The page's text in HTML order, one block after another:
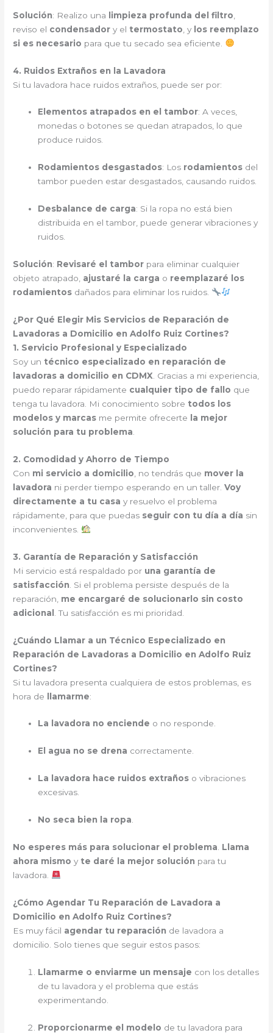
Solución: Realizo una limpieza profunda del filtro
reviso el condensador y el termostato , y los reemplazo
si es necesario para que tu secado sea eficiente.
4. Ruidos Extraños en la Lavadora
Si tu lavadora hace ruidos extraños, puede ser por:
Elementos atrapados en el tambor: A veces,
monedas o botones se quedan atrapados, lo que
produce ruidos.
Rodamientos desgastados: Los rodamientos del
tambor pueden estar desgastados, causando ruidos.
Desbalance de carga: Si la ropa no está bien
distribuida en el tambor, puede generar vibraciones y
ruidos.
Solución: Revisaré el tambor para eliminar cualquier
objeto atrapado, ajustaré la carga o reemplazaré los
rodamientos dañados para eliminar los ruidos.
¿Por Qué Elegir Mis Servicios de Reparación de
Lavadoras a Domicilio en Adolfo Ruiz Cortines?
1. Servicio Profesional y Especializado
Soy un técnico especializado en reparación de
lavadoras a domicilio en CDMX . Gracias a mi experiencia,
puedo reparar rápidamente cualquier tipo de fallo que
tenga tu lavadora. Mi conocimiento sobre todos los
modelos y marcas me permite ofrecerte
la mejor
solución para tu problema
2. Comodidad y Ahorro de Tiempo
Con mi servicio a domicilio , no tendrás que mover la
lavadora ni perder tiempo esperando en un taller.Voy
directamente a tu casa y resuelvo el problema
rápidamente, para que puedas seguir con tu día a día sin
inconvenientes.
3. Garantía de Reparación y Satisfacción
Mi servicio está respaldado por una garantía de
satisfacción . Si el problema persiste después de la
reparación, me encargaré de solucionarlo sin costo
adicional
. Tu satisfacción es mi prioridad.
¿Cuándo Llamar a un Técnico Especializado en
Reparación de Lavadoras a Domicilio en Adolfo Ruiz
Cortines?
Si tu lavadora presenta cualquiera de estos problemas, es
hora de llamarme:
La lavadora no enciende o no responde.
El agua no se drena correctamente.
La lavadora hace ruidos extraños o vibraciones
excesivas.
No seca bien la ropa
No esperes más para solucionar el problema Llama
ahora mismo y te daré la mejor solución para tu
lavadora.
¿Cómo Agendar Tu Reparación de Lavadora a
Domicilio en Adolfo Ruiz Cortines?
Es muy fácil agendar tu reparación de lavadora a
domicilio. Solo tienes que seguir estos pasos:
Llamarme o enviarme un mensaje con los detalles
de tu lavadora y el problema que estás
experimentando.
Proporcionarme el modelo de tu lavadora para